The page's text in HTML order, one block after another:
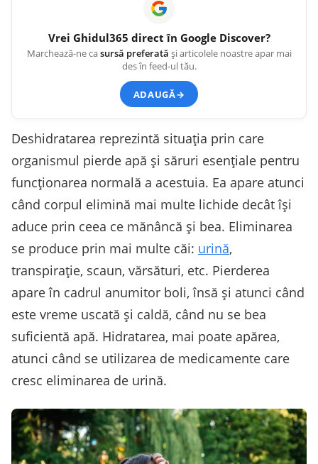
Vrei Ghidul365 direct în Google Discover?
Marchează-ne casursă preferată și articolele noastre apar mai
des în feed-ul tău.
ADAUGĂ→
Deshidratarea reprezintă situaţia prin care
organismul pierde apă şi săruri esenţiale pentru
funcţionarea normală a acestuia. Ea apare atunci
când corpul elimină mai multe lichide decât îşi
aduce prin ceea ce mănâncă şi bea. Eliminarea
se produce prin mai multe căi: urină,
transpiraţie, scaun, vărsături, etc. Pierderea
apare în cadrul anumitor boli, însă şi atunci când
este vreme uscată şi caldă, când nu se bea
suficientă apă. Hidratarea, mai poate apărea,
atunci când se utilizarea de medicamente care
cresc eliminarea de urină.